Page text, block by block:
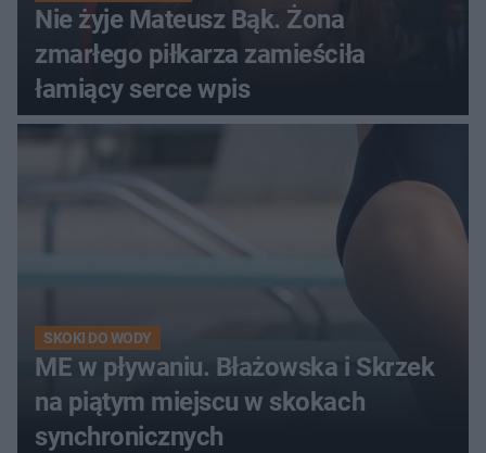
Nie żyje Mateusz Bąk. Żona
zmarłego piłkarza zamieściła
łamiący serce wpis
SKOKI DO WODY
ME w pływaniu. Błażowska i Skrzek
na piątym miejscu w skokach
synchronicznych